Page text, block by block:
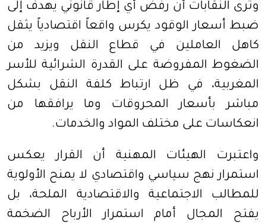
وترى النقابات أن رفض أي إطار قانوني يهدف إلى
ضبط أسعار الوقود يكرس واقعاً اقتصادياً يثقل
كاهل العاملين في قطاع النقل ويزيد من
الضغوط المفروضة على القدرة الشرائية للأسر
المغربية، في ظل ارتباط كلفة النقل بشكل
مباشر بأسعار المحروقات وما يرافقها من
انعكاسات على مختلف المواد والخدمات.
واعتبرت الهيئات المهنية أن القرار يعكس
استمرار نهج سياسي واقتصادي لا يمنح الأولوية
للمطالب الاجتماعية والاقتصادية الملحة، بل
يفتح المجال أمام استمرار الأرباح الضخمة